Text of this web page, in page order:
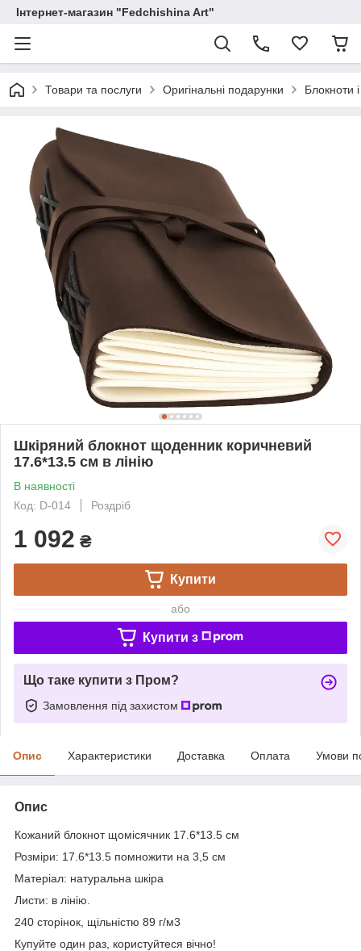
Інтернет-магазин "Fedchishina Art"
Товари та послуги Оригінальні подарунки Блокноти
Шкіряний блокнот щоденник коричневий
17.6*13.5 см в лінію
В наявності
Код: D-014
Роздріб
1 092 ₴
Купити
або
Купити з
Що таке купити з Пром?
Замовлення під захистом
Опис Характеристики Доставка Оплата Умови
Опис
Кожаний блокнот щомісячник 17.6*13.5 см
Розміри: 17.6*13.5 помножити на 3,5 см
Матеріал: натуральна шкіра
Листи: в лінію.
240 сторінок, щільністю 89 г/м3
Купуйте один раз, користуйтеся вічно!